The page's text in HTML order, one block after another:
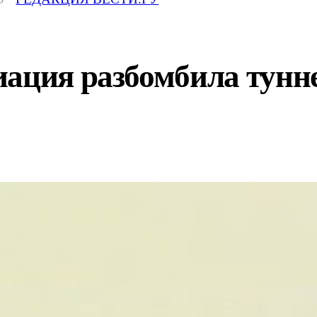
разбомбила